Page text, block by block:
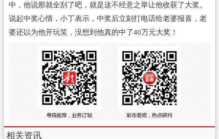
中，他说那就全刮了吧，就是这不经意之举让他收获了大奖。
说起中奖心情，小丁表示，中奖后立刻打电话给老婆报喜，老
婆还以为他开玩笑，没想到他真的中了40万元大奖！
相关资讯